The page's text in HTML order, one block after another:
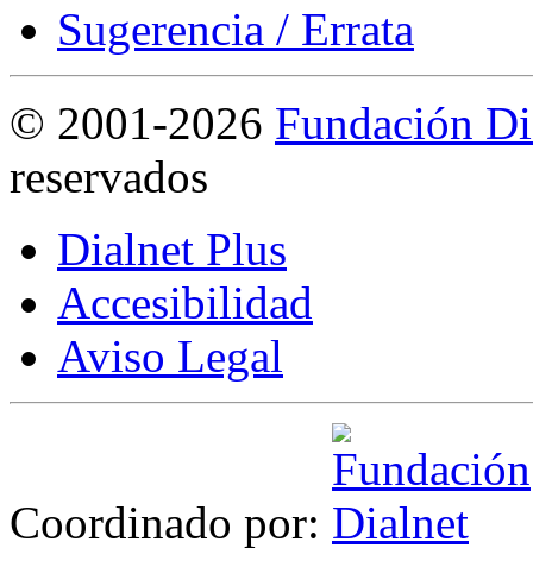
Sugerencia / Errata
© 2001-2026 Fundación
reservados
Dialnet Plus
Accesibilidad
Aviso Legal
Coordinado por: